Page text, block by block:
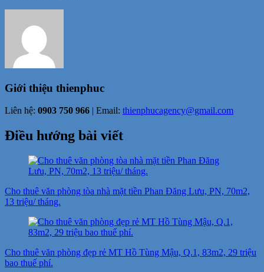
Giới thiệu thienphuc
Liên hệ: 0903 750 966 | Email: thienphucagency@gmail.com
Điều hướng bài viết
Cho thuê văn phòng tòa nhà mặt tiền Phan Đăng Lưu, PN, 70m2,
13 triệu/ tháng.
Cho thuê văn phòng đẹp rẻ MT Hồ Tùng Mậu, Q.1, 83m2, 29 triệu
bao thuế phí.